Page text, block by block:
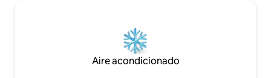
Aire acondicionado